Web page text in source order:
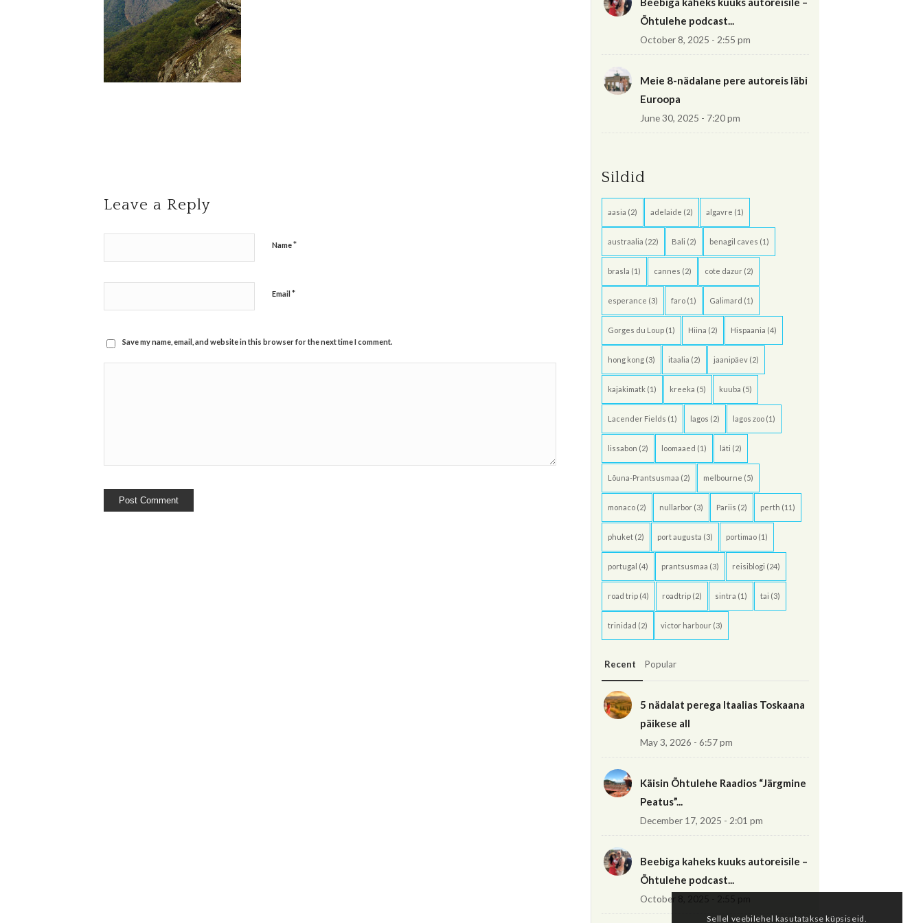
Leave a Reply
Name*
Email *
Save my name, email, and website in this browser for the next time I comment.
Õhtulehe podcast...
October 8, 2025 - 2:55 pm
Meie 8-nädalane pere autoreis läbi
Euroopa
June 30, 2025 - 7:20 pm
Sildid
aasia (2) adelaide (2) algavre (1)
austraalia (22) Bali (2) benagil caves (1)
brasla (1) cannes (2) cote dazur(2)
esperance (3) faro(1) Galimard (1)
Gorges du Loup(1) Hiina (2) Hispaania (4)
hong kong(3) itaalia (2) jaanipäev(2)
kajakimatk (1) kreeka (5) kuuba (5)
Lacender Fields (1) lagos (2) lagos zoo(1)
lissabon (2) loomaaed (1) läti (2)
Lõuna-Prantsusmaa (2) melbourne (5)
monaco(2) nullarbor(3) Pariis (2) perth (11)
phuket(2) port augusta (3) portimao(1)
portugal (4) prantsusmaa (3) reisiblogi (24)
road trip(4) roadtrip(2) sintra (1) tai (3)
trinidad (2) victor harbour(3)
Recent Popular
5 nädalat perega Itaalias Toskaana
päikese all
May 3, 2026 - 6:57 pm
Käisin Õhtulehe Raadios “Järgmine
Peatus”...
December 17, 2025 - 2:01 pm
Beebiga kaheks kuuks autoreisile –
Õhtulehe podcast...
October 8, 2025 - 2:55 pm
Sellel veebilehel kasutatakse küpsiseid.